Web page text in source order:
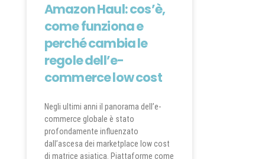
Amazon Haul: cos’è,
come funziona e
perché cambia le
regole dell’e-
commerce low cost
Negli ultimi anni il panorama dell’e-
commerce globale è stato
profondamente influenzato
dall’ascesa dei marketplace low cost
di matrice asiatica. Piattaforme come